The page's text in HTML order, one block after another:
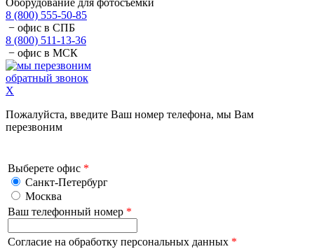
Оборудование для фотосъемки
8 (800) 555-50-85
− офис в СПБ
8 (800) 511-13-36
− офис в МСК
обратный звонок
X
Пожалуйста, введите Ваш номер телефона, мы Вам
перезвоним
Выберете офис *
Санкт-Петербург
Москва
Ваш телефонный номер *
Согласие на обработку персональных данных *